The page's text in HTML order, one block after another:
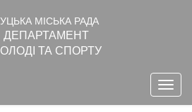
МІСЬКА РАДА
ДЕПАРТАМЕНТ
ТА СПОРТУ